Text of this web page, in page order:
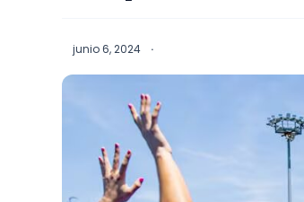
junio 6, 2024 ·